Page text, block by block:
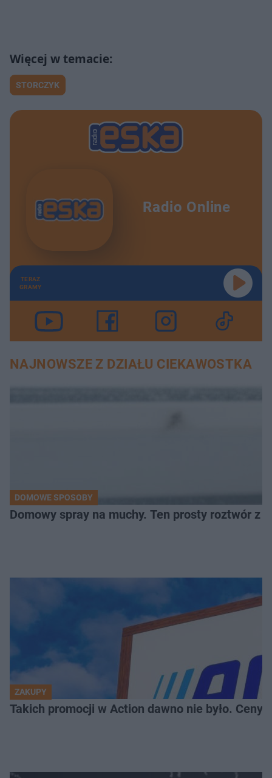
STORCZYK
Radio Online
TERAZ
GRAMY
NAJNOWSZE Z DZIAŁU CIEKAWOSTKA
DOMOWE SPOSOBY
Domowy spray na muchy. Ten prosty roztwór z
ZAKUPY
Takich promocji w Action dawno nie było. Ceny